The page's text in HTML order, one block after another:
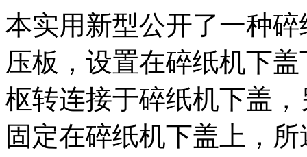
本实用新型公开了一种
压板，设置在碎纸机下
枢转连接于碎纸机下盖
固定在碎纸机下盖上，